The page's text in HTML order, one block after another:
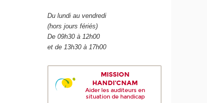
Du lundi au vendredi
(hors jours fériés)
De 09h30 à 12h00
et de 13h30 à 17h00
MISSION
HANDI'CNAM
Aider les auditeurs en
situation de handicap